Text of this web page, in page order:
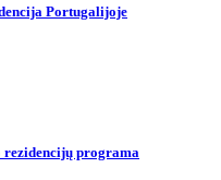
Portugalijoje
rezidencijų programa